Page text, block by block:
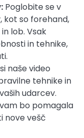
Poglobite se v
kot so forehand,
lob. Vsak
in tehnike,
naše video
tehnike in
udarcev.
bo pomagala
nove vešč